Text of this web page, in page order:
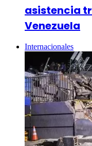
asistencia
Venezuela
Internacionales